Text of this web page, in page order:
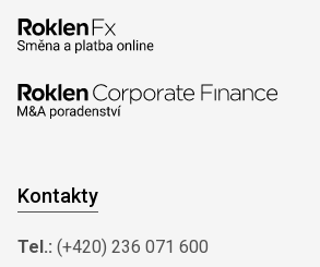
Kontakty
Tel.: (+420) 236 071 600